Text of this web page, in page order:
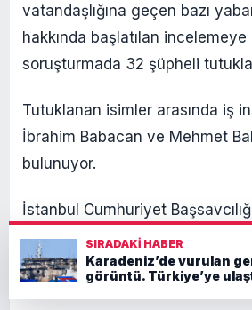
vatandaşlığına geçen bazı
hakkında başlatılan incelemeye
soruşturmada 32 şüpheli
Tutuklanan isimler arasında iş
İbrahim Babacan ve Mehmet
bulunuyor.
İstanbul Cumhuriyet
yürütülen soruşturma
karşılığında usulsüz
gerçekleştiren şüphelilere
SIRADAKI HABER
Karadeniz’de vurulan
görüntü. Türkiye’ye